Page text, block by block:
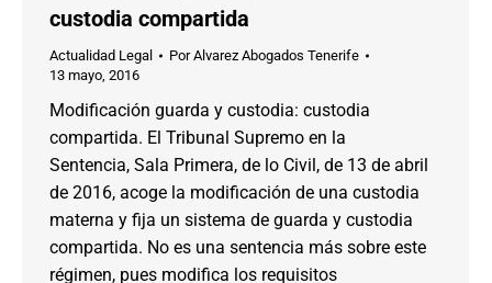
custodia compartida
Actualidad Legal PorAlvarez Abogados Tenerife
13 mayo, 2016
Modificación guarda y custodia: custodia
compartida. El Tribunal Supremo en la
Sentencia, Sala Primera, de lo Civil, de 13 de abril
de 2016, acoge la modificación de una custodia
materna y fija un sistema de guarda y custodia
compartida. No es una sentencia más sobre este
régimen, pues modifica los requisitos